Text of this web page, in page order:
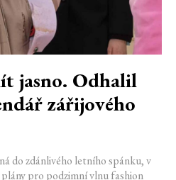
jasno. Odhalil
zářijového
do zdánlivého letního spánku, v
pro podzimní vlnu fashion